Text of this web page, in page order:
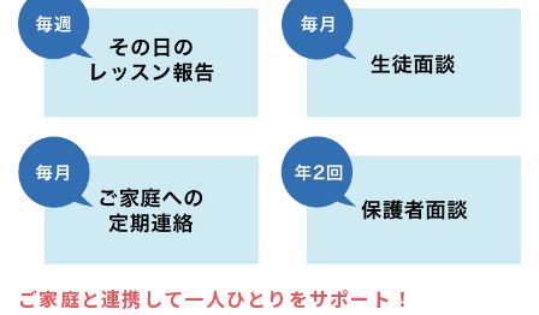
ご家庭と連携して一人ひとりをサポート！